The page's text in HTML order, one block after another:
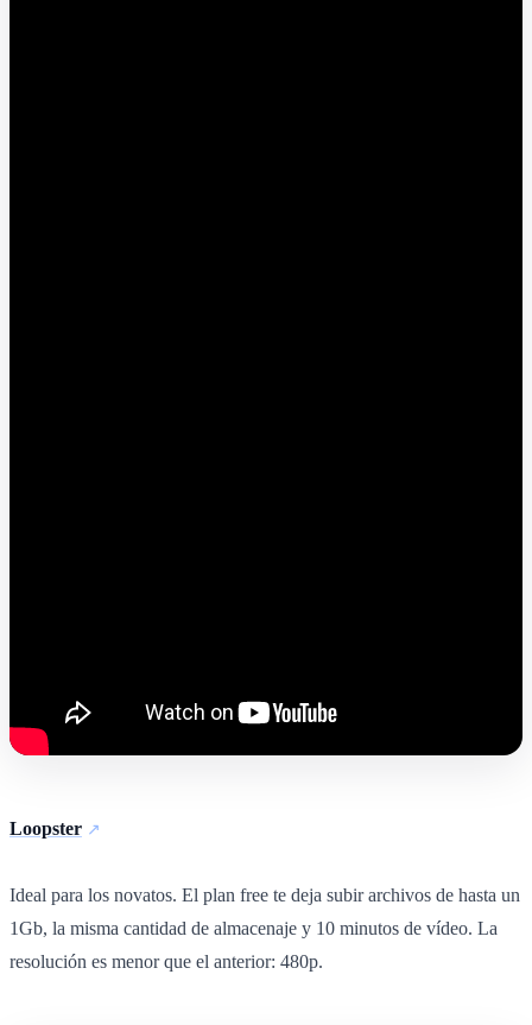
Loopster
Ideal para los novatos. El plan free te deja subir archivos de hasta un
1Gb, la misma cantidad de almacenaje y 10 minutos de vídeo. La
resolución es menor que el anterior: 480p.